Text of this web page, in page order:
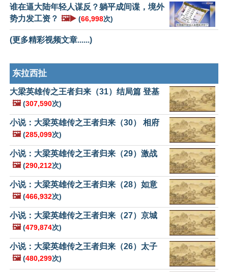
谁在逼大陆年轻人谋反？躺平成间谍，境外
势力发工资？ 🖼️▶️ (66,998次)
(更多精彩视频文章......)
东拉西扯
大梁英雄传之王者归来（31）结局篇 登基
🖼️ (307,590次)
小说：大梁英雄传之王者归来（30） 相府
🖼️ (285,099次)
小说：大梁英雄传之王者归来（29）激战
🖼️ (290,212次)
小说：大梁英雄传之王者归来（28）如意
🖼️ (466,932次)
小说：大梁英雄传之王者归来（27）京城
🖼️ (479,874次)
小说：大梁英雄传之王者归来（26）太子
🖼️ (480,299次)